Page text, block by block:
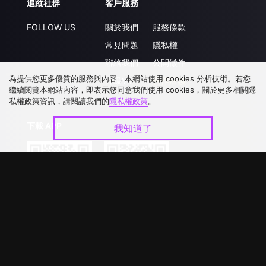
追蹤社群
FOLLOW US
客戶服務
關於我們
常見問題
聯絡我們
升級VIP
服務條款
隱私權
公開徵件
合作洽談
為提供您更多優質的服務與內容，本網站使用 cookies 分析技術。若您
繼續閱覽本網站內容，即表示您同意我們使用 cookies，關於更多相關隱
私權政策資訊，請閱讀我們的隱私權政策。
我知道了